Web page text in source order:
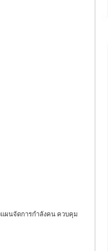
แผนจัดการกำลังคน ควบคุม